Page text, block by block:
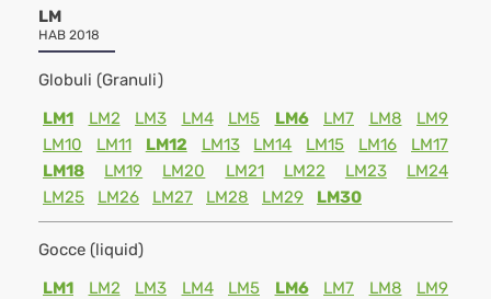
LM
HAB 2018
Globuli (Granuli)
LM1
LM2 LM3 LM4 LM5 LM6 LM7 LM8
LM9
LM10
LM11 LM12 LM13 LM14 LM15 LM16
LM17
LM18
LM19 LM20 LM21 LM22 LM23
LM24
LM25
LM26 LM27 LM28 LM29 LM30
Gocce (liquid)
LM1
LM2 LM3 LM4 LM5 LM6 LM7 LM8
LM9